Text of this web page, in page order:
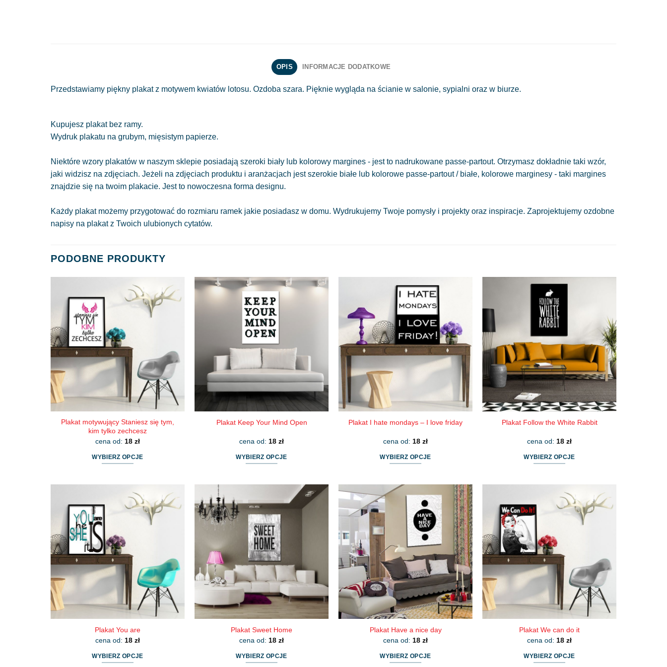
OPIS INFORMACJE DODATKOWE
Przedstawiamy piękny plakat z motywem kwiatów lotosu. Ozdoba szara. Pięknie wygląda na ścianie w salonie, sypialni oraz w biurze.
Kupujesz plakat bez ramy.
Wydruk plakatu na grubym, mięsistym papierze.
Niektóre wzory plakatów w naszym sklepie posiadają szeroki biały lub kolorowy margines - jest to nadrukowane passe-partout. Otrzymasz dokładnie taki wzór,
jaki widzisz na zdjęciach. Jeżeli na zdjęciach produktu i aranżacjach jest szerokie białe lub kolorowe passe-partout / białe, kolorowe marginesy - taki margines
znajdzie się na twoim plakacie. Jest to nowoczesna forma designu.
Każdy plakat możemy przygotować do rozmiaru ramek jakie posiadasz w domu. Wydrukujemy Twoje pomysły i projekty oraz inspiracje. Zaprojektujemy ozdobne
napisy na plakat z Twoich ulubionych cytatów.
PODOBNE PRODUKTY
Plakat motywujący Staniesz się tym,
kim tylko zechcesz
cena od: 18 zł
WYBIERZ OPCJE
wiele
wariantów.
można
wybrać
stronie
produktu
Plakat Keep Your Mind Open
cena od: 18 zł
WYBIERZ OPCJE
wiele
wariantów.
Opcje
można
wybrać
na
stronie
produktu
Plakat I hate mondays – I love friday
cena od: 18 zł
WYBIERZ OPCJE
wiele
wariantów.
Opcje
można
wybrać
na
stronie
produktu
Plakat Follow the White Rabbit
cena od: 18 zł
WYBIERZ OPCJE
wiele
wariantów.
można
wybrać
stronie
produktu
Plakat You are
cena od: 18 zł
WYBIERZ OPCJE
Plakat Sweet Home
cena od: 18 zł
WYBIERZ OPCJE
Plakat Have a nice day
cena od: 18 zł
WYBIERZ OPCJE
Plakat We can do it
cena od: 18 zł
WYBIERZ OPCJE